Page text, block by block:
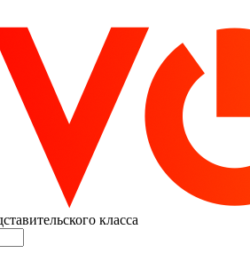
класса